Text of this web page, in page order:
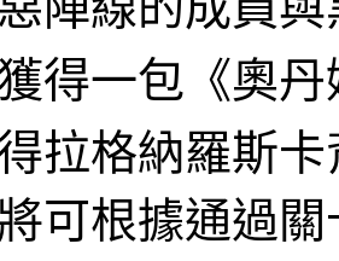
得一包《奧
拉格納羅斯
可根據通過